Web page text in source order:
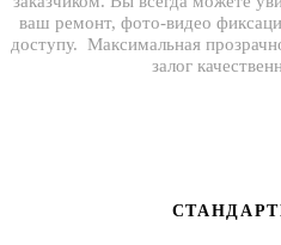
ваш ремонт, фото-видео
доступу. Максимальная
залог